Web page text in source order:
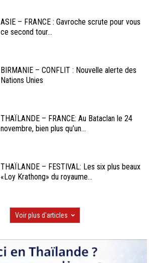
ASIE – FRANCE : Gavroche scrute pour vous
ce second tour...
BIRMANIE – CONFLIT : Nouvelle alerte des
Nations Unies
THAÏLANDE – FRANCE: Au Bataclan le 24
novembre, bien plus qu’un...
THAÏLANDE – FESTIVAL: Les six plus beaux
«Loy Krathong» du royaume...
Voir plus d'articles